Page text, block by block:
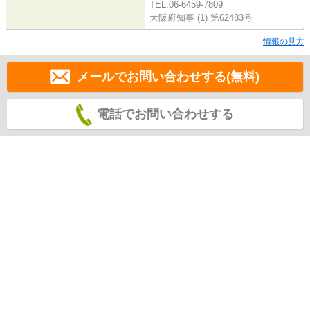
TEL:06-6459-7809
大阪府知事 (1) 第62483号
情報の見方
メールでお問い合わせする(無料)
電話でお問い合わせする